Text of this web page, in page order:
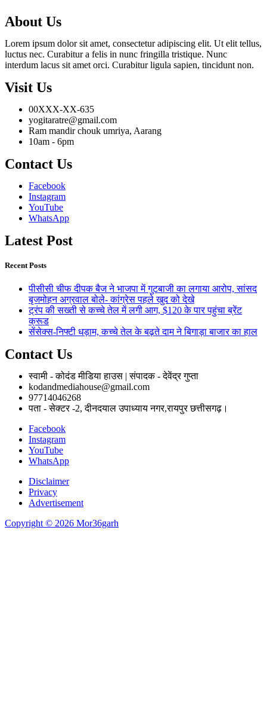
About Us
Lorem ipsum dolor sit amet, consectetur adipiscing elit. Ut elit tellus,
luctus nec. Curabitur a felis in nunc fringilla tristique. Nunc
interdum lacus sit amet orci. Curabitur ligula sapien, tincidunt non.
Visit Us
00XXX-XX-635
yogitaratre@gmail.com
Ram mandir chouk umriya, Aarang
10am - 6pm
Contact Us
Facebook
Instagram
YouTube
WhatsApp
Latest Post
Recent Posts
पीसीसी चीफ दीपक बैज ने भाजपा में गुटबाजी का लगाया आरोप, सांसद
बृजमोहन अग्रवाल बोले- कांग्रेस पहले खुद को देखे
ट्रंप की सख्ती से कच्चे तेल में लगी आग, $120 के पार पहुंचा ब्रेंट
क्रूड
सेंसेक्स-निफ्टी धड़ाम, कच्चे तेल के बढ़ते दाम ने बिगाड़ा बाजार का हाल
Contact Us
स्वामी - कोदंड मीडिया हाउस | संपादक - देवेंद्र गुप्ता
kodandmediahouse@gmail.com
97714046268
पता - सेक्टर -2, दीनदयाल उपाध्याय नगर,रायपुर छत्तीसगढ़।
Facebook
Instagram
YouTube
WhatsApp
Disclaimer
Privacy
Advertisement
Copyright © 2026 Mor36garh